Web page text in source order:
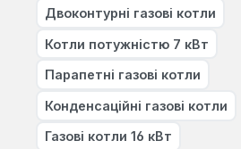
Двоконтурні газові котли
Котли потужністю 7 кВт
Парапетні газові котли
Конденсаційні газові котли
Газові котли 16 кВт